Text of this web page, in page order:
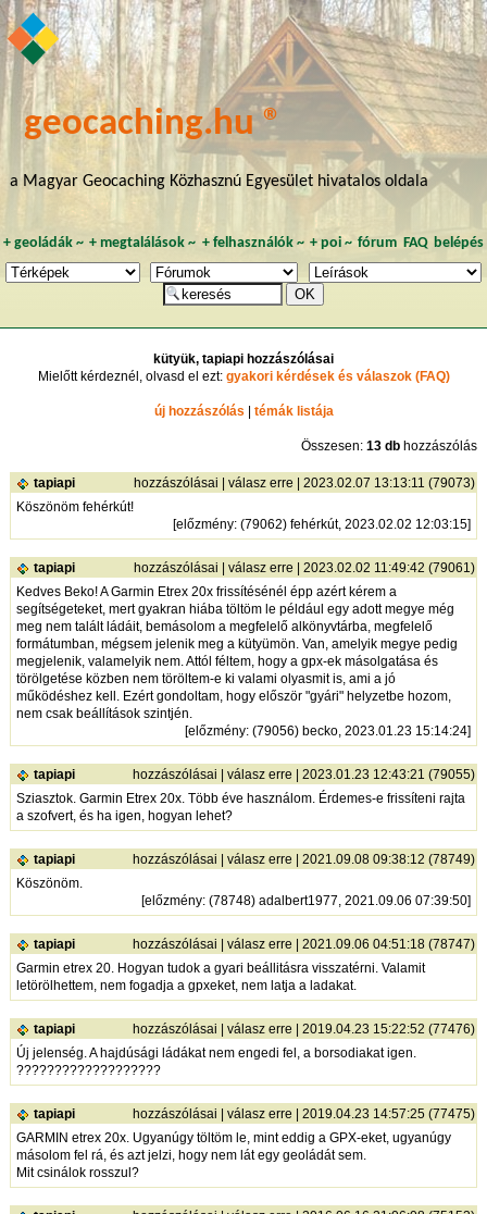
geocaching.hu ®
a Magyar Geocaching Közhasznú Egyesület hivatalos oldala
+ geoládák~ +megtalálások ~ + felhasználók~ + poi~ fórum FAQ belépés
kütyük, tapiapi hozzászólásai
Mielőtt kérdeznél, olvasd el ezt: gyakori kérdések és válaszok (FAQ)
új hozzászólás | témák listája
Összesen:13 db hozzászólás
tapiapi hozzászólásai |válasz erre | 2023.02.07 13:13:11 (79073)
Köszönöm fehérkút!
[előzmény: (79062) fehérkút, 2023.02.02 12:03:15]
tapiapi hozzászólásai |válasz erre | 2023.02.02 11:49:42 (79061)
Kedves Beko! A Garmin Etrex 20x frissítésénél épp azért kérem a
segítségeteket, mert gyakran hiába töltöm le például egy adott megye még
meg nem talált ládáit, bemásolom a megfelelő alkönyvtárba, megfelelő
formátumban, mégsem jelenik meg a kütyümön. Van, amelyik megye pedig
megjelenik, valamelyik nem. Attól féltem, hogy a gpx-ek másolgatása és
törölgetése közben nem töröltem-e ki valami olyasmit is, ami a jó
működéshez kell. Ezért gondoltam, hogy először "gyári" helyzetbe hozom,
nem csak beállítások szintjén.
[előzmény: (79056) becko, 2023.01.23 15:14:24]
tapiapi hozzászólásai |válasz erre | 2023.01.23 12:43:21 (79055)
Sziasztok. Garmin Etrex 20x. Több éve használom. Érdemes-e frissíteni rajta
a szofvert, és ha igen, hogyan lehet?
tapiapi hozzászólásai |válasz erre | 2021.09.08 09:38:12 (78749)
Köszönöm.
[előzmény: (78748) adalbert1977, 2021.09.06 07:39:50]
tapiapi hozzászólásai |válasz erre | 2021.09.06 04:51:18 (78747)
Garmin etrex 20. Hogyan tudok a gyari beállitásra visszatérni. Valamit
letörölhettem, nem fogadja a gpxeket, nem latja a ladakat.
tapiapi hozzászólásai |válasz erre | 2019.04.23 15:22:52 (77476)
Új jelenség. A hajdúsági ládákat nem engedi fel, a borsodiakat igen.
???????????????????
tapiapi hozzászólásai |válasz erre | 2019.04.23 14:57:25 (77475)
GARMIN etrex 20x. Ugyanúgy töltöm le, mint eddig a GPX-eket, ugyanúgy
másolom fel rá, és azt jelzi, hogy nem lát egy geoládát sem.
Mit csinálok rosszul?